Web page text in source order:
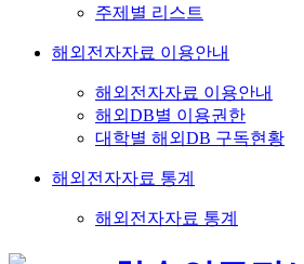
주제별 리스트
해외전자자료 이용안내
해외전자자료 이용안내
해외DB별 이용권한
대학별 해외DB 구독현황
해외전자자료 통계
해외전자자료 통계